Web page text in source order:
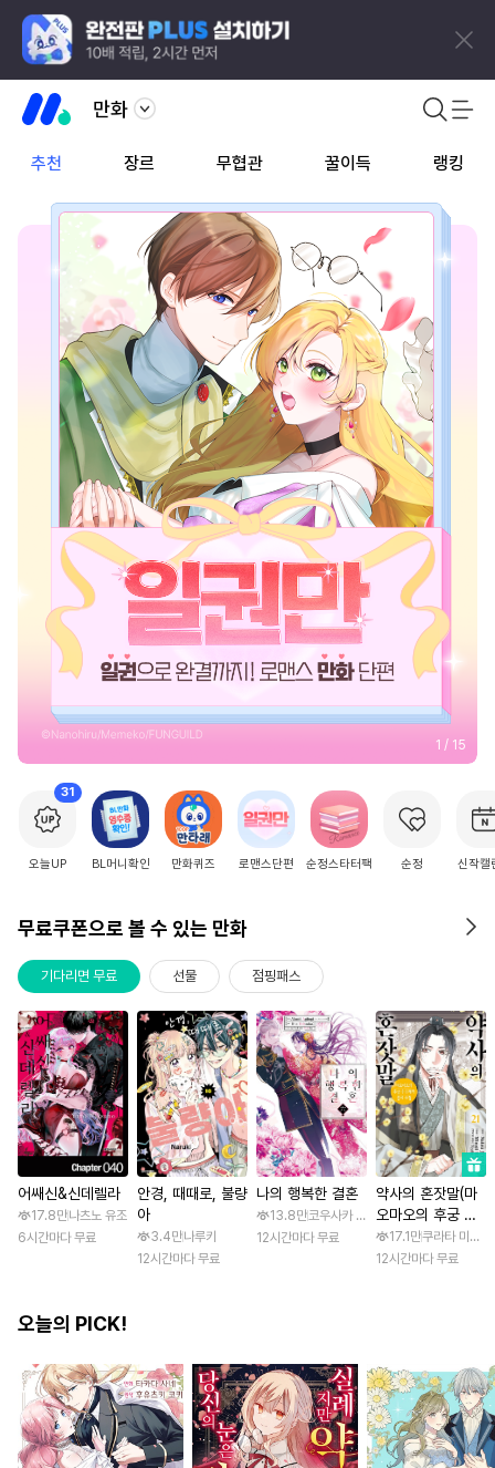
만화
추천 장르 무협관 꿀이득 랭킹
2 / 15
31
오늘UP BL머니확인 만화퀴즈 로맨스단편 순정스타터팩 순정 신작캘
무료쿠폰으로 볼 수 있는 만화
기다리면 무료 선물 점핑패스
어쌔신&신데렐라
17.8만나츠노 유조
6시간마다 무료
안경, 때때로, 불량
아
3.4만나루키
12시간마다 무료
나의 행복한 결혼
13.8만코우사카 리토 / 아기토기 아쿠미
12시간마다 무료
약사의 혼잣말(마
오마오의 후궁 수
수께끼 풀이수첩)
17.1만쿠라타 미노
12시간마다 무료
오늘의 PICK!